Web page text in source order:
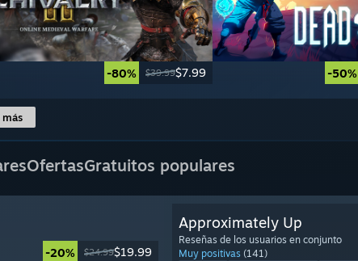
-80% $39.99$7.99 -50%
más
OfertasGratuitos populares
-20% $24.99$19.99
Approximately Up
Reseñas de los usuarios en conjunto
Muy positivas (141)